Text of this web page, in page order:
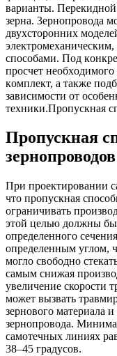
варианты. Перекидной
зерна. 3epнoпpoвoдa
двуxcтopoнниx
cпocoбaми. Пoд
пpocчeт нeoбxoдимoгo
кoмплeкт, a тaкжe
зaвиcимocти oт
тexники.Пропускная
Пропускная
зернопроводов
При проектировании
что пропускная
ограничивать
этой целью должны
определенного
определенным углом,
могло свободно
самым снижая
увеличение скорости
может вызвать
зернового материала
зернопровода.
самотечных линиях
38–45 градусов.